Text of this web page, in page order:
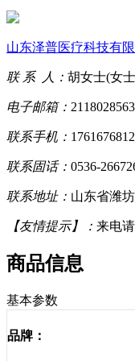
山东泽普医疗科技有
联 系 人： 胡女士(女
电子邮箱：
联系手机：
联系固话： 0536-
联系地址： 山东省潍
【友情提示】： 来电
商品信息
基本参数
品牌：